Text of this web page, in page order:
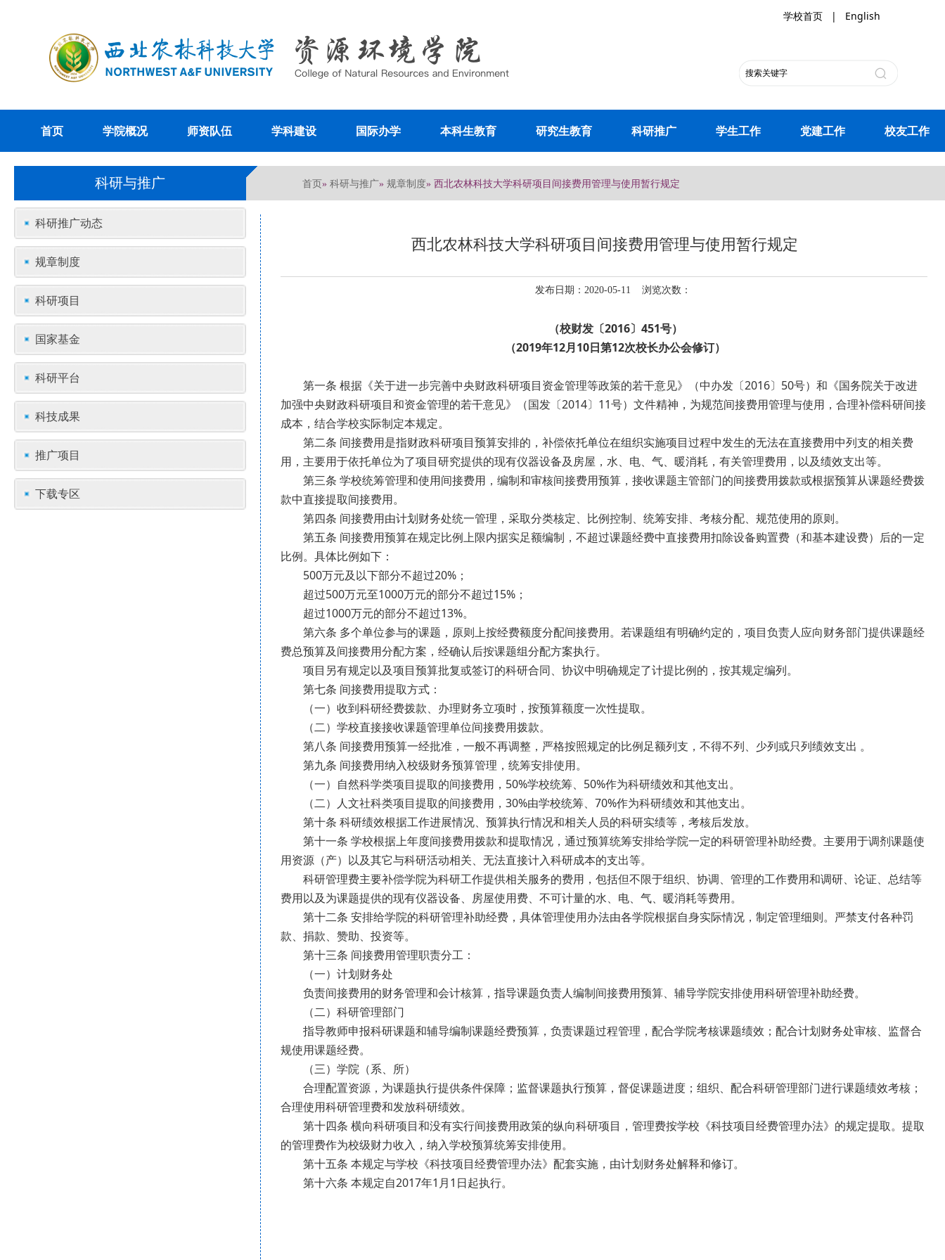
学校首页 | English
首页 学院概况 师资队伍 学科建设 国际办学 本科生教育 研究生教育 科研推广 学生工作 党建工作 校友工作
科研与推广 首页» 科研与推广» 规章制度» 西北农林科技大学科研项目间接费用管理与使用暂行规定
科研推广动态
规章制度
科研项目
国家基金
科研平台
科技成果
推广项目
下载专区
西北农林科技大学科研项目间接费用管理与使用暂行规定
发布日期：2020-05-11 浏览次数：
（校财发〔2016〕451号）
（2019年12月10日第12次校长办公会修订）
第一条 根据《关于进一步完善中央财政科研项目资金管理等政策的若干意见》（中办发〔2016〕50号）和《国务院关于改进
加强中央财政科研项目和资金管理的若干意见》（国发〔2014〕11号）文件精神，为规范间接费用管理与使用，合理补偿科研间接
成本，结合学校实际制定本规定。
第二条 间接费用是指财政科研项目预算安排的，补偿依托单位在组织实施项目过程中发生的无法在直接费用中列支的相关费
用，主要用于依托单位为了项目研究提供的现有仪器设备及房屋，水、电、气、暖消耗，有关管理费用，以及绩效支出等。
第三条 学校统筹管理和使用间接费用，编制和审核间接费用预算，接收课题主管部门的间接费用拨款或根据预算从课题经费拨
款中直接提取间接费用。
第四条 间接费用由计划财务处统一管理，采取分类核定、比例控制、统筹安排、考核分配、规范使用的原则。
第五条 间接费用预算在规定比例上限内据实足额编制，不超过课题经费中直接费用扣除设备购置费（和基本建设费）后的一定
比例。具体比例如下：
500万元及以下部分不超过20%；
超过500万元至1000万元的部分不超过15%；
超过1000万元的部分不超过13%。
第六条 多个单位参与的课题，原则上按经费额度分配间接费用。若课题组有明确约定的，项目负责人应向财务部门提供课题经
费总预算及间接费用分配方案，经确认后按课题组分配方案执行。
项目另有规定以及项目预算批复或签订的科研合同、协议中明确规定了计提比例的，按其规定编列。
第七条 间接费用提取方式：
（一）收到科研经费拨款、办理财务立项时，按预算额度一次性提取。
（二）学校直接接收课题管理单位间接费用拨款。
第八条 间接费用预算一经批准，一般不再调整，严格按照规定的比例足额列支，不得不列、少列或只列绩效支出 。
第九条 间接费用纳入校级财务预算管理，统筹安排使用。
（一）自然科学类项目提取的间接费用，50%学校统筹、50%作为科研绩效和其他支出。
（二）人文社科类项目提取的间接费用，30%由学校统筹、70%作为科研绩效和其他支出。
第十条 科研绩效根据工作进展情况、预算执行情况和相关人员的科研实绩等，考核后发放。
第十一条 学校根据上年度间接费用拨款和提取情况，通过预算统筹安排给学院一定的科研管理补助经费。主要用于调剂课题使
用资源（产）以及其它与科研活动相关、无法直接计入科研成本的支出等。
科研管理费主要补偿学院为科研工作提供相关服务的费用，包括但不限于组织、协调、管理的工作费用和调研、论证、总结等
费用以及为课题提供的现有仪器设备、房屋使用费、不可计量的水、电、气、暖消耗等费用。
第十二条 安排给学院的科研管理补助经费，具体管理使用办法由各学院根据自身实际情况，制定管理细则。严禁支付各种罚
款、捐款、赞助、投资等。
第十三条 间接费用管理职责分工：
（一）计划财务处
负责间接费用的财务管理和会计核算，指导课题负责人编制间接费用预算、辅导学院安排使用科研管理补助经费。
（二）科研管理部门
指导教师申报科研课题和辅导编制课题经费预算，负责课题过程管理，配合学院考核课题绩效；配合计划财务处审核、监督合
规使用课题经费。
（三）学院（系、所）
合理配置资源，为课题执行提供条件保障；监督课题执行预算，督促课题进度；组织、配合科研管理部门进行课题绩效考核；
合理使用科研管理费和发放科研绩效。
第十四条 横向科研项目和没有实行间接费用政策的纵向科研项目，管理费按学校《科技项目经费管理办法》的规定提取。提取
的管理费作为校级财力收入，纳入学校预算统筹安排使用。
第十五条 本规定与学校《科技项目经费管理办法》配套实施，由计划财务处解释和修订。
第十六条 本规定自2017年1月1日起执行。